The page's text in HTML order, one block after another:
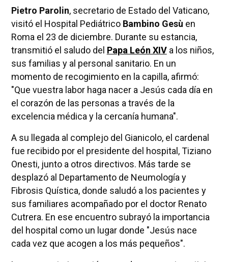
Pietro Parolin, secretario de Estado del Vaticano,
visitó el Hospital Pediátrico Bambino Gesù en
Roma el 23 de diciembre. Durante su estancia,
transmitió el saludo del Papa León XIVa los niños,
sus familias y al personal sanitario. En un
momento de recogimiento en la capilla, afirmó:
"Que vuestra labor haga nacer a Jesús cada día en
el corazón de las personas a través de la
excelencia médica y la cercanía humana".
A su llegada al complejo del Gianicolo, el cardenal
fue recibido por el presidente del hospital, Tiziano
Onesti, junto a otros directivos. Más tarde se
desplazó al Departamento de Neumología y
Fibrosis Quística, donde saludó a los pacientes y
sus familiares acompañado por el doctor Renato
Cutrera. En ese encuentro subrayó la importancia
del hospital como un lugar donde "Jesús nace
cada vez que acogen a los más pequeños".